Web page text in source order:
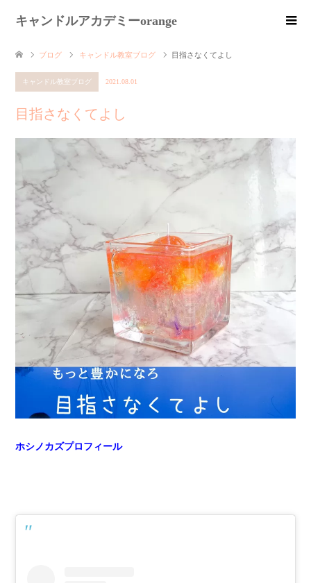
キャンドルアカデミーorange
ブログ キャンドル教室ブログ 目指さなくてよし
キャンドル教室ブログ 2021.08.01
目指さなくてよし
ホシノカズプロフィール